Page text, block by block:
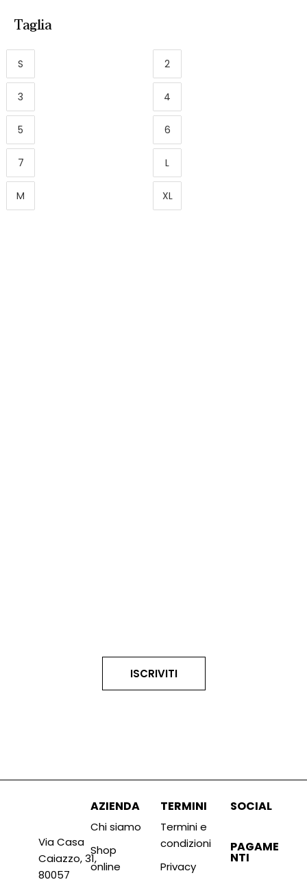
Taglia
S 2
3 4
5 6
7 L
M XL
ISCRIVITI
Via Casa
Caiazzo, 31,
80057
AZIENDA
Chi siamo
Shop
online
TERMINI
Termini e
condizioni
Privacy
SOCIAL
PAGAME
NTI